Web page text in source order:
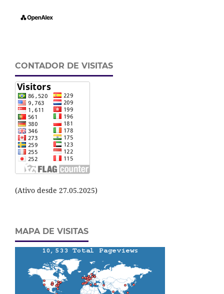
CONTADOR DE VISITAS
(Ativo desde 27.05.2025)
MAPA DE VISITAS